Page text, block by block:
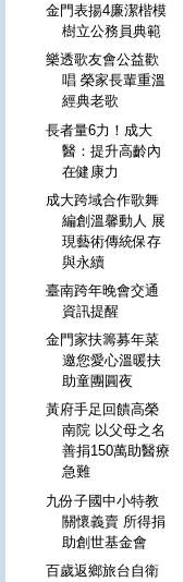
金門表揚4廉潔楷模
樹立公務員典範
樂透歌友會公益歡
唱 榮家長輩重溫
經典老歌
長者量6力！成大
醫：提升高齡內
在健康力
成大跨域合作歌舞
編創溫馨動人 展
現藝術傳統保存
與永續
臺南跨年晚會交通
資訊提醒
金門家扶籌募年菜
邀您愛心溫暖扶
助童團圓夜
黃府手足回饋高榮
南院 以父母之名
善捐150萬助醫療
急難
九份子國中小特教
關懷義賣 所得捐
助創世基金會
百歲返鄉旅台自衛